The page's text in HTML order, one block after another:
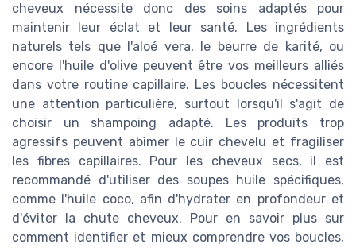
cheveux nécessite donc des soins adaptés pour
maintenir leur éclat et leur santé. Les ingrédients
naturels tels que l'aloé vera, le beurre de karité, ou
encore l'huile d'olive peuvent être vos meilleurs alliés
dans votre routine capillaire. Les boucles nécessitent
une attention particulière, surtout lorsqu'il s'agit de
choisir un shampoing adapté. Les produits trop
agressifs peuvent abîmer le cuir chevelu et fragiliser
les fibres capillaires. Pour les cheveux secs, il est
recommandé d'utiliser des soupes huile spécifiques,
comme l'huile coco, afin d'hydrater en profondeur et
d'éviter la chute cheveux. Pour en savoir plus sur
comment identifier et mieux comprendre vos boucles,